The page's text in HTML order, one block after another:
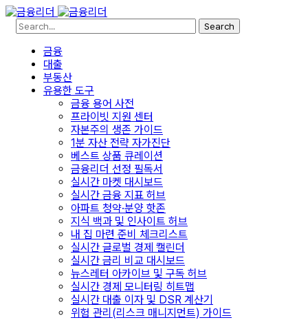
Search
금융
대출
부동산
유용한 도구
금융 용어 사전
프라이빗 지원 센터
자본주의 생존 가이드
1분 자산 전략 자가진단
베스트 상품 큐레이션
금융리더 선정 필독서
실시간 마켓 대시보드
실시간 금융 지표 허브
아파트 청약·분양 핫존
지식 백과 및 인사이트 허브
내 집 마련 준비 체크리스트
실시간 글로벌 경제 캘린더
실시간 금리 비교 대시보드
뉴스레터 아카이브 및 구독 허브
실시간 경제 모니터링 히트맵
실시간 대출 이자 및 DSR 계산기
위험 관리(리스크 매니지먼트) 가이드